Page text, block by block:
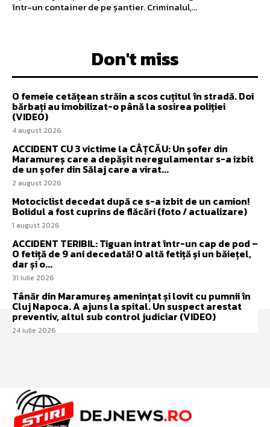
într-un container de pe șantier. Criminalul,...
Don't miss
O femeie cetățean străin a scos cuțitul în stradă. Doi
bărbați au imobilizat-o până la sosirea poliției
(VIDEO)
4 august 2026
ACCIDENT CU 3 victime la CÂȚCĂU: Un șofer din
Maramureș care a depășit neregulamentar s-a izbit
de un șofer din Sălaj care a virat...
2 august 2026
Motociclist decedat după ce s-a izbit de un camion!
Bolidul a fost cuprins de flăcări (foto / actualizare)
1 august 2026
ACCIDENT TERIBIL: Tiguan intrat într-un cap de pod –
O fetiță de 9 ani decedată! O altă fetiță și un băiețel,
dar și o...
31 iulie 2026
Tânăr din Maramureș amenințat și lovit cu pumnii în
Cluj Napoca. A ajuns la spital. Un suspect arestat
preventiv, altul sub control judiciar (VIDEO)
24 iulie 2026